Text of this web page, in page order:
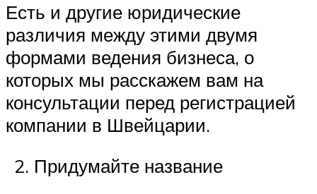
Есть и другие юридические
различия между этими двумя
формами ведения бизнеса, о
которых мы расскажем вам на
консультации перед регистрацией
компании в Швейцарии.
Придумайте название